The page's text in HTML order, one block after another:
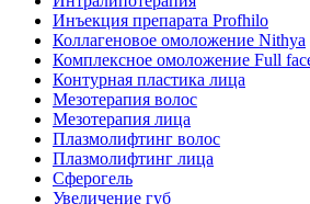
Инъекция препарата Profhilo
Коллагеновое омоложение Nithya
Комплексное омоложение Full
Контурная пластика лица
Мезотерапия волос
Мезотерапия лица
Плазмолифтинг волос
Плазмолифтинг лица
Сферогель
Увеличение губ